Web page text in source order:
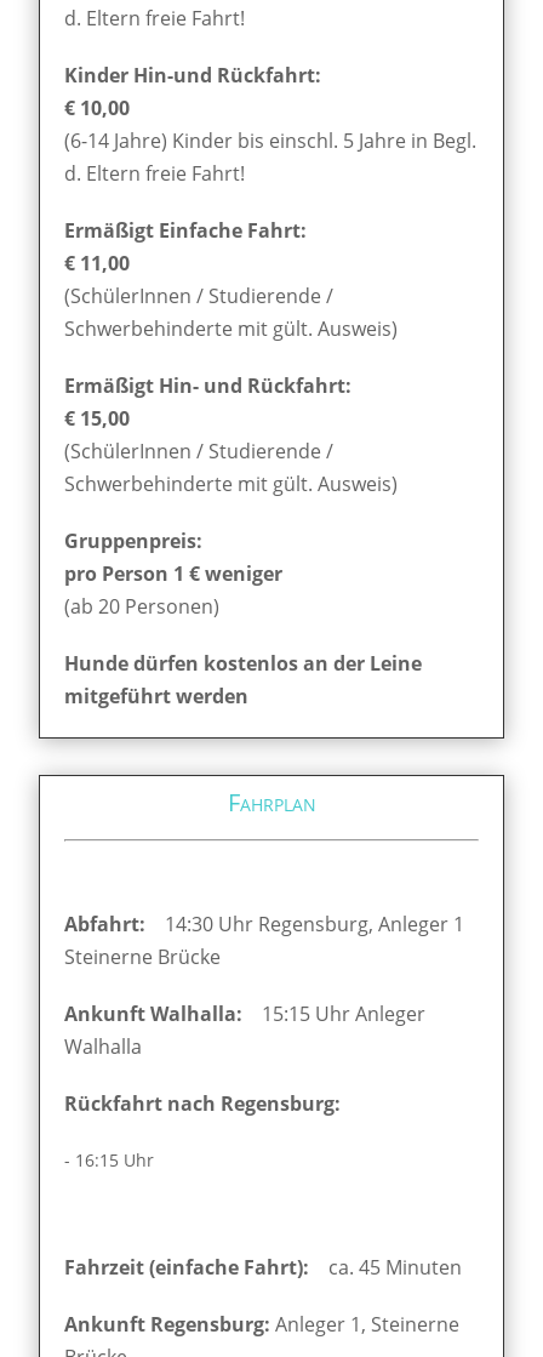
d. Eltern freie Fahrt!
Kinder Hin-und Rückfahrt:
€ 10,00
(6-14 Jahre) Kinder bis einschl. 5 Jahre in Begl.
d. Eltern freie Fahrt!
Ermäßigt Einfache Fahrt:
€ 11,00
(SchülerInnen / Studierende /
Schwerbehinderte mit gült. Ausweis)
Ermäßigt Hin- und Rückfahrt:
€ 15,00
(SchülerInnen / Studierende /
Schwerbehinderte mit gült. Ausweis)
Gruppenpreis:
pro Person 1 € weniger
(ab 20 Personen)
Hunde dürfen kostenlos an der Leine
mitgeführt werden
Fahrplan
Abfahrt: 14:30 Uhr Regensburg, Anleger 1
Steinerne Brücke
Ankunft Walhalla: 15:15 Uhr Anleger
Walhalla
Rückfahrt nach Regensburg:
- 16:15 Uhr
Fahrzeit (einfache Fahrt): ca. 45 Minuten
Ankunft Regensburg: Anleger 1, Steinerne